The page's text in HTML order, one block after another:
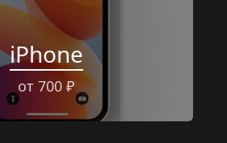
iPhone
от 700 ₽